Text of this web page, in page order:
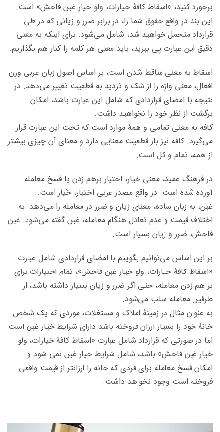
برخورد کنید، «اسقاط کافۀ خیارات، ولو خیار غبن فاحش» است.
این بند در واقع حقوق شما را، در برابر ضرر و زیانی که در طی
قرارداد متحمل خواهید شد، شامل می‌شود. برای اینکه به معنی
دقیق این عبارت پی ببرید، باید معنی هر کلمه را کنار هم بگذاریم.
اسقاط به معنی ساقط شدن است، بر اساس اصول زبان عربی وزن
افعال، معنی واژه را از شک و تردید به قطعیت تغییر می‌دهد. در
نتیجه با امضای قراردادی که شامل این عبارت باشد، امکان
برگشت از نظر خود را نخواهید داشت.
کافه به معنی تمامی و همۀ موارد است که تحت این عبارت قرار
می‌گیرد. کافه نیز بار قطعیت معنایی دارد و معنای آن چیزی بیشتر
از همه، تمام و کل است.
در فرهنگ عمید، معنی خیار، اختیار برهم زدن یا فسخ معامله
آورده شده است. در واقع مصدر عربی اختیار، خَیار است.
غبن، به زبان ساده، معنای زیان و ضرر در معامله را می‌دهد. به
اختلاف قیمت و عدم تعادل هنگام معامله، غبن گفته می‌شود. غبن
فاحش، ضرر و زیان بسیار است.
بر این اساس می‌توانیم بگوییم با امضای قراردادی شامل عبارت
«اسقاط کافۀ خیارات، ولو خیار غبن فاحش»، تمام اختیارات برای
بر هم زدن معامله، حتی اگر ضرر و زیان بسیار داشته باشد، از
طرفین معامله سلب می‌شود.
به عنوان مثال در زمینۀ املاک و مستغلات، موردی که یک شخص
خانۀ خود را بسیار ارزان فروخته باشد دارای شرایط خیار غبن است
اما در صورتی که قرارداد شامل عبارت «اسقاط کافۀ خیارات، ولو
خیار غبن فاحش» باشد، شامل شرایط خیار غبن نمی شود و
امکان فسخ معامله برای فردی که خانه را ارزانتر از قیمت واقعی
فروخته است وجود نخواهد داشت.